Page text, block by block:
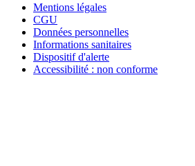
Mentions légales
CGU
Données personnelles
Informations sanitaires
Dispositif d'alerte
Accessibilité : non conforme